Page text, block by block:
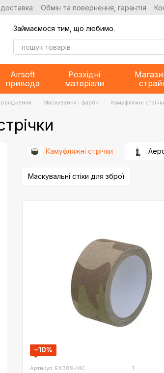
Обмін та повернення, гарантія
Займаємося тим, що любимо.
Airsoft
привода
Розхідні
матеріали
Маскування і фарби Камуфляжні
Камуфляжні стрічки
Маскувальні стіки для зброї
−10%
Артикул: EX389-MC 1